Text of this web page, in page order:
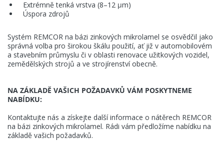
Extrémně tenká vrstva (8–12 μm)
Úspora zdrojů
Systém REMCOR na bázi zinkových mikrolamel se osvědčil jako
správná volba pro širokou škálu použití, ať již v automobilovém
a stavebním průmyslu či v oblasti renovace užitkových vozidel,
zemědělských strojů a ve strojírenství obecně.
NA ZÁKLADĚ VAŠICH POŽADAVKŮ VÁM POSKYTNEME
NABÍDKU:
Kontaktujte nás a získejte další informace o nátěrech REMCOR
na bázi zinkových mikrolamel. Rádi vám předložíme nabídku na
základě vašich požadavků.